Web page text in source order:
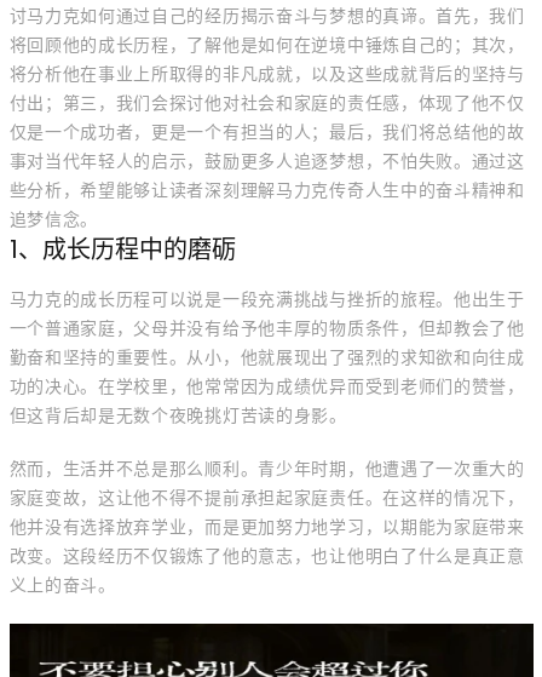
讨马力克如何通过自己的经历揭示奋斗与梦想的真谛。首先，我们
将回顾他的成长历程，了解他是如何在逆境中锤炼自己的；其次，
将分析他在事业上所取得的非凡成就，以及这些成就背后的坚持与
付出；第三，我们会探讨他对社会和家庭的责任感，体现了他不仅
仅是一个成功者，更是一个有担当的人；最后，我们将总结他的故
事对当代年轻人的启示，鼓励更多人追逐梦想，不怕失败。通过这
些分析，希望能够让读者深刻理解马力克传奇人生中的奋斗精神和
追梦信念。
1、成长历程中的磨砺
马力克的成长历程可以说是一段充满挑战与挫折的旅程。他出生于
一个普通家庭，父母并没有给予他丰厚的物质条件，但却教会了他
勤奋和坚持的重要性。从小，他就展现出了强烈的求知欲和向往成
功的决心。在学校里，他常常因为成绩优异而受到老师们的赞誉，
但这背后却是无数个夜晚挑灯苦读的身影。
然而，生活并不总是那么顺利。青少年时期，他遭遇了一次重大的
家庭变故，这让他不得不提前承担起家庭责任。在这样的情况下，
他并没有选择放弃学业，而是更加努力地学习，以期能为家庭带来
改变。这段经历不仅锻炼了他的意志，也让他明白了什么是真正意
义上的奋斗。